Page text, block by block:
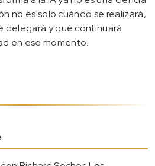
no es solo cuándo se realizará,
delegará y qué continuará
en ese momento.